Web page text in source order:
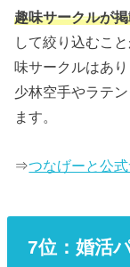
趣味サークルが
して絞り込むこ
味サークルはあ
少林空手やラテ
ます。
⇒つなげーと公
7位：婚活